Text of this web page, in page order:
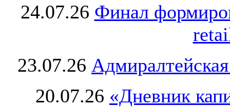
24.07.26 Финал
23.07.26
20.07.26 «Дневник